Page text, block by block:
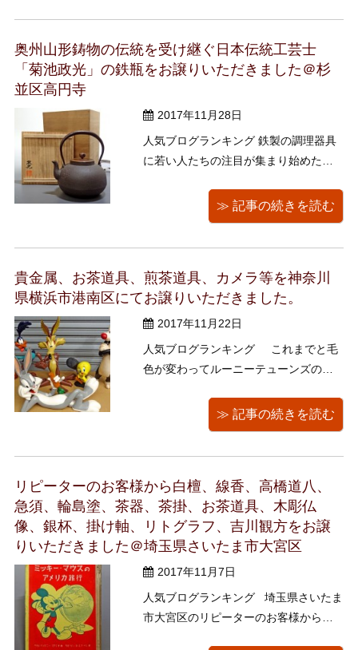
奥州山形鋳物の伝統を受け継ぐ日本伝統工芸士
「菊池政光」の鉄瓶をお譲りいただきました＠杉
並区高円寺
2017年11月28日
人気ブログランキング 鉄製の調理器具
に若い人たちの注目が集まり始めたの
す。 調理器具でいえば「ダッチオーブ
ン」や「スキレット」といった鉄製の
と、テフロン加工ではかからないちょ
っと ...
≫ 記事の続きを読む
貴金属、お茶道具、煎茶道具、カメラ等を神奈川
県横浜市港南区にてお譲りいただきました。
2017年11月22日
人気ブログランキング これまでと毛
色が変わってルーニーテューンズの特
人まで親しまれて第一線で活躍する世
界的人気キャラクターバッグス・バニ
ます ディズ ...
≫ 記事の続きを読む
リピーターのお客様から白檀、線香、高橋道八、
急須、輪島塗、茶器、茶掛、お茶道具、木彫仏
像、銀杯、掛け軸、リトグラフ、吉川観方をお譲
りいただきました＠埼玉県さいたま市大宮区
2017年11月7日
人気ブログランキング 埼玉県さいたま
市大宮区のリピーターのお客様から白